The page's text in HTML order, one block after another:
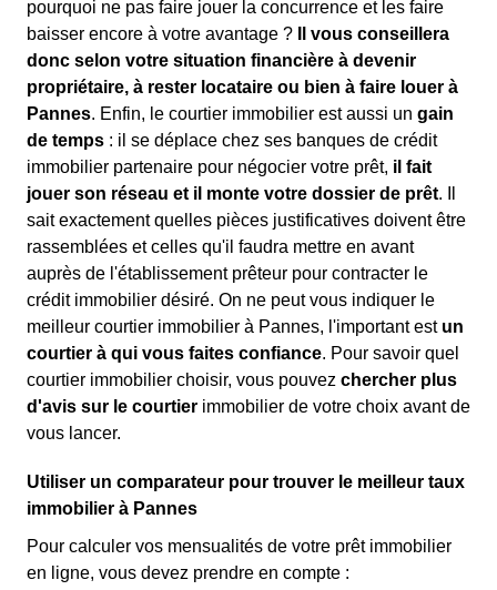
pourquoi ne pas faire jouer la concurrence et les faire
baisser encore à votre avantage ?
Il vous conseillera
donc selon votre situation financière à devenir
propriétaire, à rester locataire ou bien à faire louer à
Pannes. Enfin, le courtier immobilier est aussi un gain
de temps : il se déplace chez ses banques de crédit
immobilier partenaire pour négocier votre prêt, il fait
jouer son réseau et il monte votre dossier de prêt. Il
sait exactement quelles pièces justificatives doivent être
rassemblées et celles qu'il faudra mettre en avant
auprès de l'établissement prêteur pour contracter le
crédit immobilier désiré. On ne peut vous indiquer le
meilleur courtier immobilier à Pannes, l'important est un
courtier à qui vous faites confiance. Pour savoir quel
courtier immobilier choisir, vous pouvez chercher plus
d'avis sur le courtier immobilier de votre choix avant de
vous lancer.
Utiliser un comparateur pour trouver le meilleur taux
immobilier à Pannes
Pour calculer vos mensualités de votre prêt immobilier
en ligne, vous devez prendre en compte :